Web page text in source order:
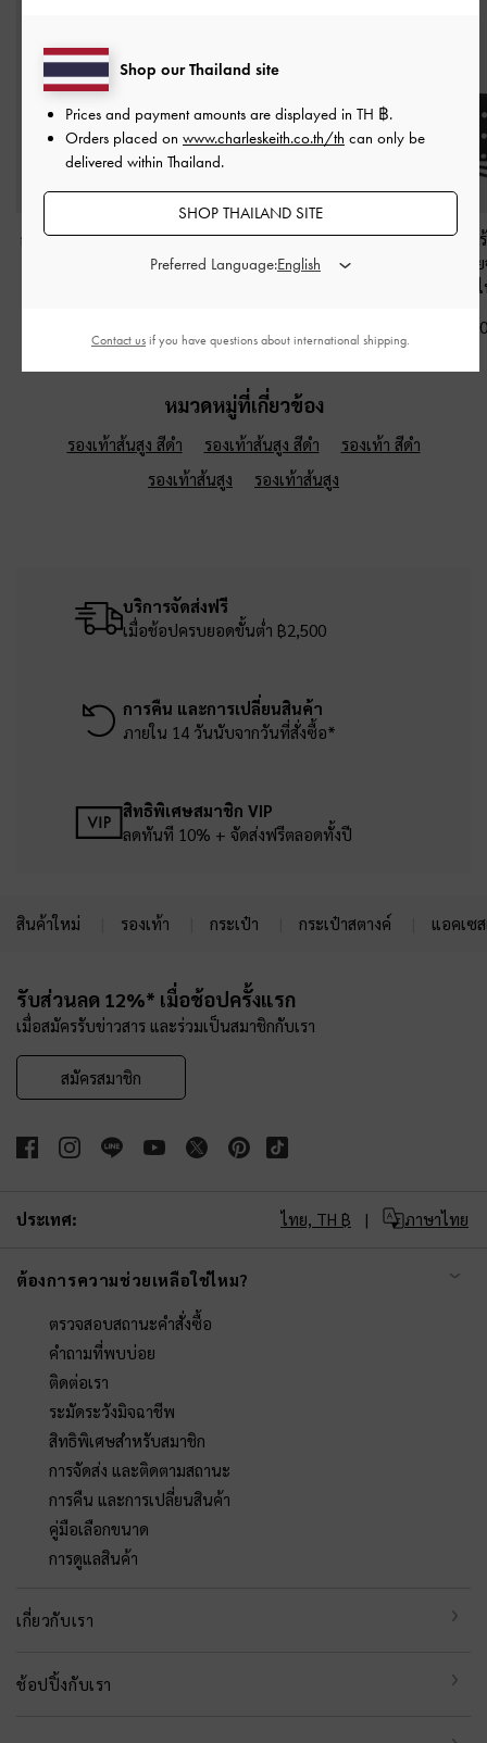
กระเป๋าโท้ทขนาดเล็กรุ่น
กระเป๋าสตางค์ตกแต่งด้วย
โบว์รุ่น Hazel-สีดำ
กระเป๋าสตางค์พ
คล้องข้อมือลา
สีดำอะ
฿1,390.00
หมวดหมู่ที่เกี่ยวข้อง
รองเท้าส้นสูง สีดำ รองเท้าส้นสูง สีดำ
รองเท้า สีดำ
รองเท้าส้นสูง
รองเท้าส้นสูง
บริการจัดส่งฟรี
เมื่อช้อปครบยอดขั้นต่ำ ฿2,500
การคืน และการเปลี่ยนสินค้า
ภายใน 14 วันนับจากวันที่สั่งซื้อ*
สิทธิพิเศษสมาชิก VIP
ลดทันที 10% + จัดส่งฟรีตลอดทั้งปี
สินค้าใหม่ รองเท้า กระเป๋า กระเป๋าสตางค์ แอคเซ
รับส่วนลด 12%* เมื่อช้อปครั้งแรก
เมื่อสมัครรับข่าวสาร และร่วมเป็นสมาชิกกับเรา
สมัครสมาชิก
ประเทศ: ไทย, TH ฿ ภาษาไทย
ต้องการความช่วยเหลือใช่ไหม?
ตรวจสอบสถานะคำสั่งซื้อ
คำถามที่พบบ่อย
ติดต่อเรา
ระมัดระวังมิจฉาชีพ
สิทธิพิเศษสำหรับสมาชิก
การจัดส่ง และติดตามสถานะ
การคืน และการเปลี่ยนสินค้า
คู่มือเลือกขนาด
การดูแลสินค้า
เกี่ยวกับเรา
ช้อปปิ้งกับเรา
Shop our Thailand site
Prices and payment amounts are displayed in TH ฿.
Orders placed on www.charleskeith.co.th/th can only be
delivered within Thailand.
SHOP THAILAND SITE
Preferred Language:
Contact us if you have questions about international shipping.